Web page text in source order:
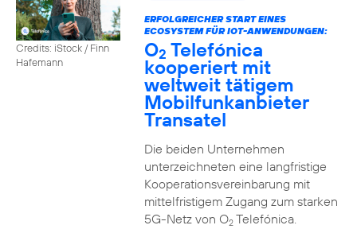
Credits: iStock / Finn
Hafemann
ERFOLGREICHER START EINES
ECOSYSTEM FÜR IOT-ANWENDUNGEN:
O2 Telefónica
kooperiert mit
weltweit tätigem
Mobilfunkanbieter
Transatel
Die beiden Unternehmen
unterzeichneten eine langfristige
Kooperationsvereinbarung mit
mittelfristigem Zugang zum starken
5G-Netz von O2Telefónica.